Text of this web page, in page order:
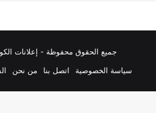
جميع الحقوق محفوظة - إعلانات
سياسة الخصوصية
اتصل بنا من نحن